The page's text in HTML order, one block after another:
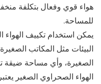
هواء قوي وفعال بتكلفة
للمساحة.
يمكن استخدام تكييف
البيئات مثل المكاتب
الصغيرة، وأي مساحة ضيقة
الهواء الصحراوي الصغير